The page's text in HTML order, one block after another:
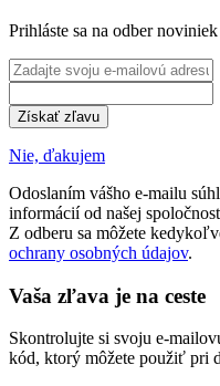
Prihláste sa na odber
Získať zľavu
Nie, ďakujem
Odoslaním vášho e-mailu
informácií od našej
Z odberu sa môžete
ochrany osobných údajov.
Vaša zľava je na ceste
Skontrolujte si svoju e-
kód, ktorý môžete použiť pri